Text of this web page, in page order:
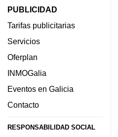
PUBLICIDAD
Tarifas publicitarias
Servicios
Oferplan
INMOGalia
Eventos en Galicia
Contacto
RESPONSABILIDAD SOCIAL